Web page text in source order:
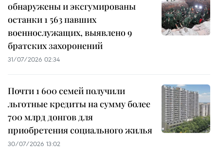
обнаружены и эксгумированы
останки 1 563 павших
военнослужащих, выявлено 9
братских захоронений
31/07/2026 02:34
Почти 1 600 семей получили
льготные кредиты на сумму более
700 млрд донгов для
приобретения социального жилья
30/07/2026 13:02